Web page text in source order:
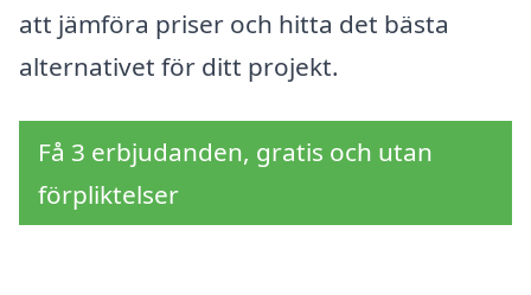
att jämföra priser och hitta det bästa
alternativet för ditt projekt.
Få 3 erbjudanden, gratis och utan
förpliktelser